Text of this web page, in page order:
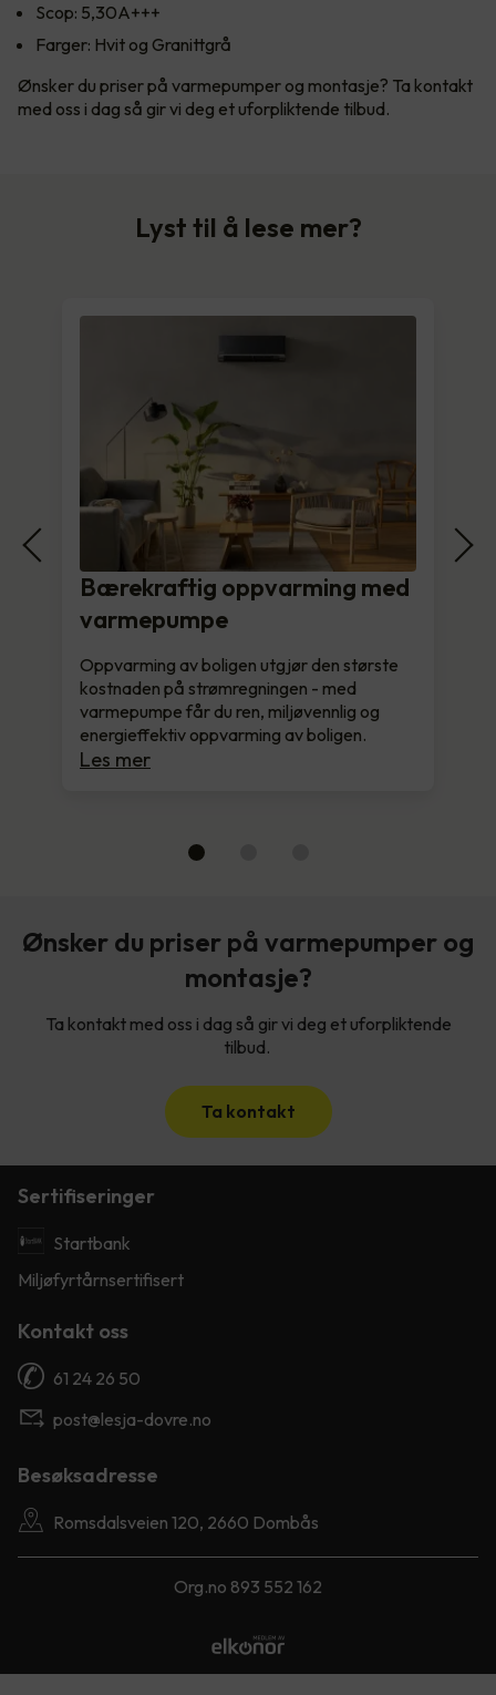
Scop: 5,30A+++
Farger: Hvit og Granittgrå
Ønsker du priser på varmepumper og montasje? Ta kontakt
med oss i dag så gir vi deg et uforpliktende tilbud.
Lyst til å lese mer?
Bærekraftig oppvarming med
varmepumpe
Oppvarming av boligen utgjør den største
kostnaden på strømregningen - med
varmepumpe får du ren, miljøvennlig og
energieffektiv oppvarming av boligen.
Les mer
Ønsker du priser på varmepumper og
montasje?
Ta kontakt med oss i dag så gir vi deg et uforpliktende
tilbud.
Ta kontakt
Sertifiseringer
Startbank
Miljøfyrtårnsertifisert
Kontakt oss
61 24 26 50
post@lesja-dovre.no
Besøksadresse
Romsdalsveien 120, 2660 Dombås
Org.no 893 552 162